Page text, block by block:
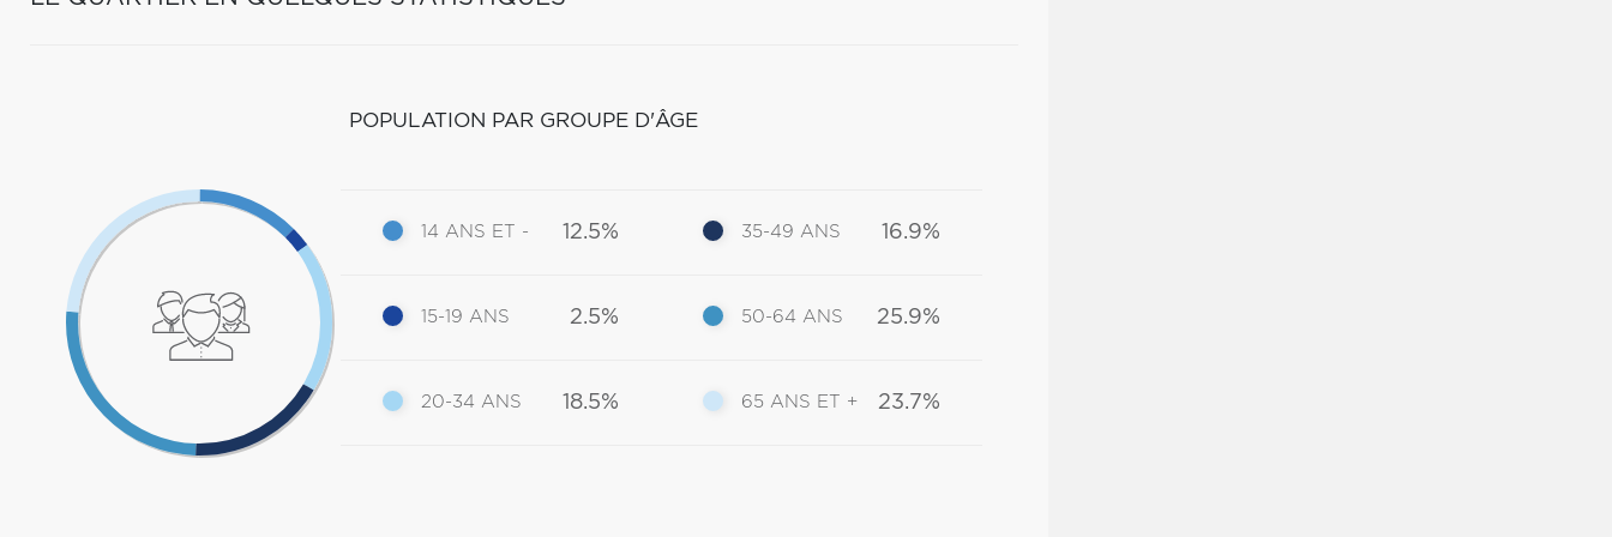
POPULATION PAR GROUPE D'ÂGE
14 ANS ET - 12.5%
15-19 ANS 2.5%
20-34 ANS 18.5%
35-49 ANS 16.9%
50-64 ANS 25.9%
65 ANS ET + 23.7%